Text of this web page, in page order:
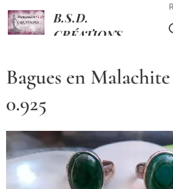
B.S.D.
CRÉATIONS
Bagues en
0.925